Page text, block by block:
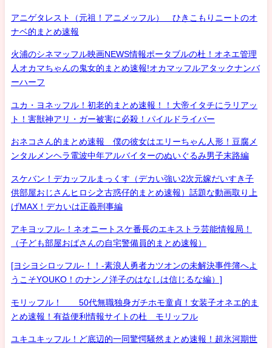
アニゲタレスト（元祖！アニメッフル） ひきこもりニートのオ
ナベ的まとめ速報
火浦のシネマッフル映画NEWS情報ポータブルの杜！オネエ管理
人オカマちゃんの鬼女的まとめ速報!オカマッフルアタックナンバ
ーハーフ
ユカ・ヨネッフル！初老的まとめ速報！！大帝イタチにラリアッ
ト！害獣神アリ・ガー被害に必殺！パイルドライバー
おネコさん的まとめ速報 僕の彼女はエリーちゃん人形！豆腐メ
ンタルメンヘラ電波中年アルバイターのぬいぐるみ男子末路編
スケバン！デカッフルまっくす（デカい強い2次元嫁だいすき子
供部屋おじさんヒロシ之古惑仔的まとめ速報）話題な動画取り上
げMAX！デカいは正義刑事編
アキヨッフル-！ネオニートスケ番長のエキストラ芸能情報局！
（子ども部屋おばさんの自宅警備員的まとめ速報）
[ヨシヨシロッフル-！！-素浪人勇者カツオンの未解決事件簿へよ
うこそYOUKO！のナンノ洋子のはなしは信じるな編）]
モリッフル！ 50代無職独身ガチホモ童貞！女装子オネエ的ま
とめ速報！有益便利情報サイトの杜 モリッフル
ユキユキッフル！ど底辺的一同驚愕騒然まとめ速報！超氷河期世